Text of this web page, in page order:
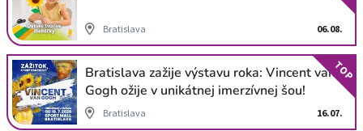
Bratislava 06.08.
Bratislava zažije výstavu roka: Vincent van
Gogh ožije v unikátnej imerzívnej šou!
Bratislava 16.07.
TOP